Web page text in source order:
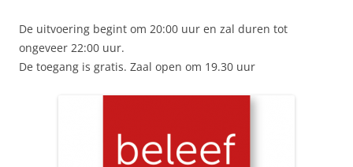
De uitvoering begint om 20:00 uur en zal duren tot
ongeveer 22:00 uur.
De toegang is gratis. Zaal open om 19.30 uur